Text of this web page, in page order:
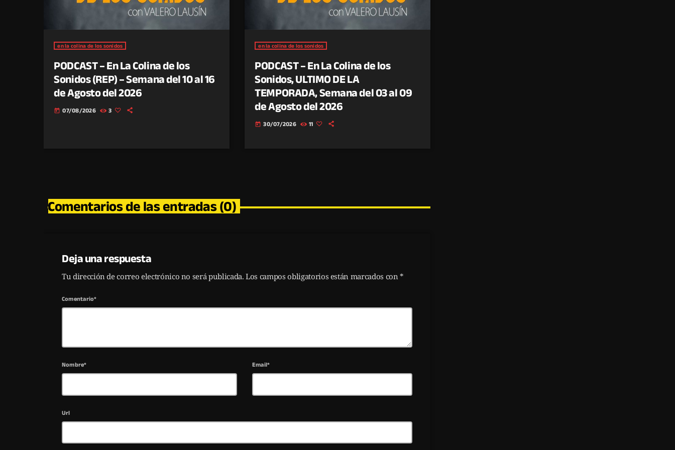
en la colina de los sonidos
PODCAST – En La Colina de los
Sonidos (REP) – Semana del 10 al 16
de Agosto del 2026
today 07/08/2026 3
en la colina de los sonidos
PODCAST – En La Colina de los
Sonidos, ULTIMO DE LA
TEMPORADA, Semana del 03 al 09
de Agosto del 2026
today 30/07/2026 11
Comentarios de las entradas (0)
Deja una respuesta
Tu dirección de correo electrónico no será publicada. Los campos obligatorios están marcados con *
Comentario*
Nombre* Email*
Url